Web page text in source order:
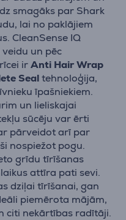
smagāks par Shark
lai no paklājiem
CleanSense IQ
un pēc
irAnti Hair Wrap
Sealtehnoloģija,
īpašniekiem.
un lieliskajai
sūcēju var ērti
pārveidot arī par
nospiežot pogu.
grīdu tīrīšanas
attīra pati sevi.
dziļai tīrīšanai, gan
piemērota mājām,
citi nekārtības radītāji.